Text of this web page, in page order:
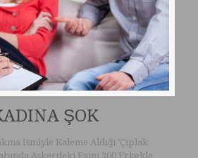
ŞOK
Ismiyle Kaleme Aldığı ‘Çıplak
Askerdeki Eşini 300 Erkekle